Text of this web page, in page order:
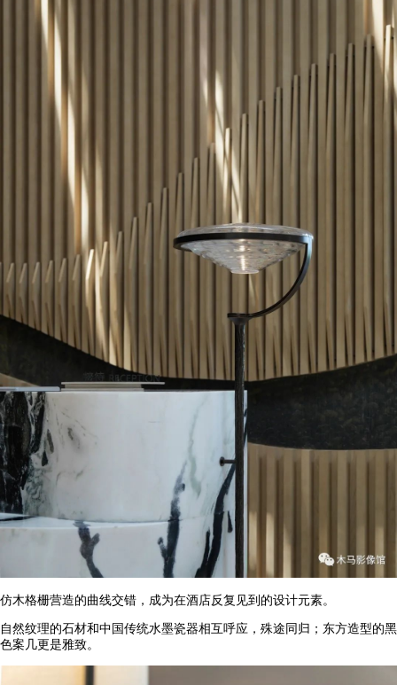
仿木格栅营造的曲线交错，成为在酒店反复见到的设计元素。
自然纹理的石材和中国传统水墨瓷器相互呼应，殊途同归；东方造型的黑
色案几更是雅致。